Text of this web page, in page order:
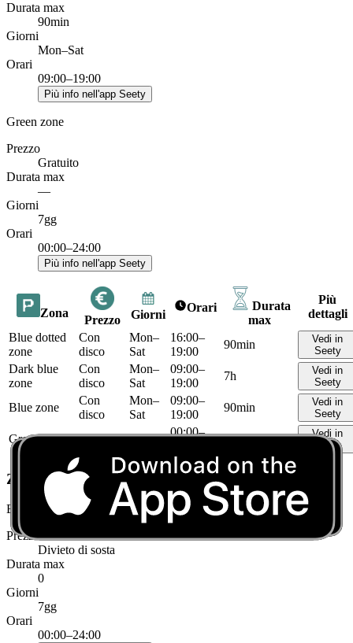
Durata max
90min
Giorni
Mon–Sat
Orari
09:00–19:00
Più info nell'app Seety
Green zone
Prezzo
Gratuito
Durata max
—
Giorni
7gg
Orari
00:00–24:00
Più info nell'app Seety
Zona
Prezzo Giorni
Orari
Durata
max
Più
dettagli
Blue dotted
zone
Con
disco
Mon–
Sat
16:00–
19:00
90min
Vedi in
Seety
Dark blue
zone
Con
disco
Mon–
Sat
09:00–
19:00
7h
Vedi in
Seety
Blue zone
Con
disco
Mon–
Sat
09:00–
19:00
90min
Vedi in
Seety
Green zone Gratuito 7gg
00:00–
—
Vedi in
Seety
Zone con restrizioni a Fontenay-aux-Roses
Black zone
Prezzo
Divieto di sosta
Durata max
0
Giorni
7gg
Orari
00:00–24:00